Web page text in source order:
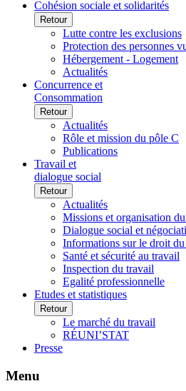
Cohésion sociale et solidarités
Retour
Lutte contre les exclusions
Protection des personnes
Hébergement - Logement
Actualités
Concurrence et
Consommation
Retour
Actualités
Rôle et mission du pôle C
Publications
Travail et
dialogue social
Retour
Actualités
Missions et organisation
Dialogue social et
Informations sur le droit
Santé et sécurité au travail
Inspection du travail
Egalité professionnelle
Etudes et statistiques
Retour
Le marché du travail
RÉUNI’STAT
Presse
Menu